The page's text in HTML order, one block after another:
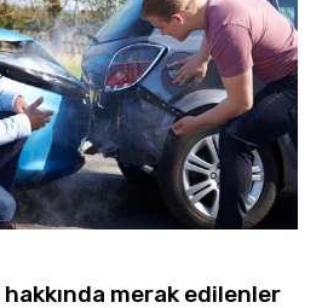
merak edilenler